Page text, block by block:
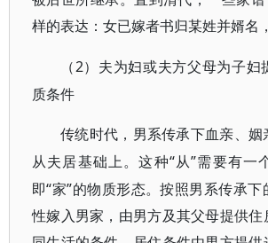
样的表达：女已嫁者书归某姓并婿名
（2）夫为妇或夫方父母为子妇
质条件
传统时代，男系传承下血亲、姻
从夫居基础上。这种“从”需要有一
即“家”的物质形态。按照男系传承
性嫁入男家，由男方及其父母提供